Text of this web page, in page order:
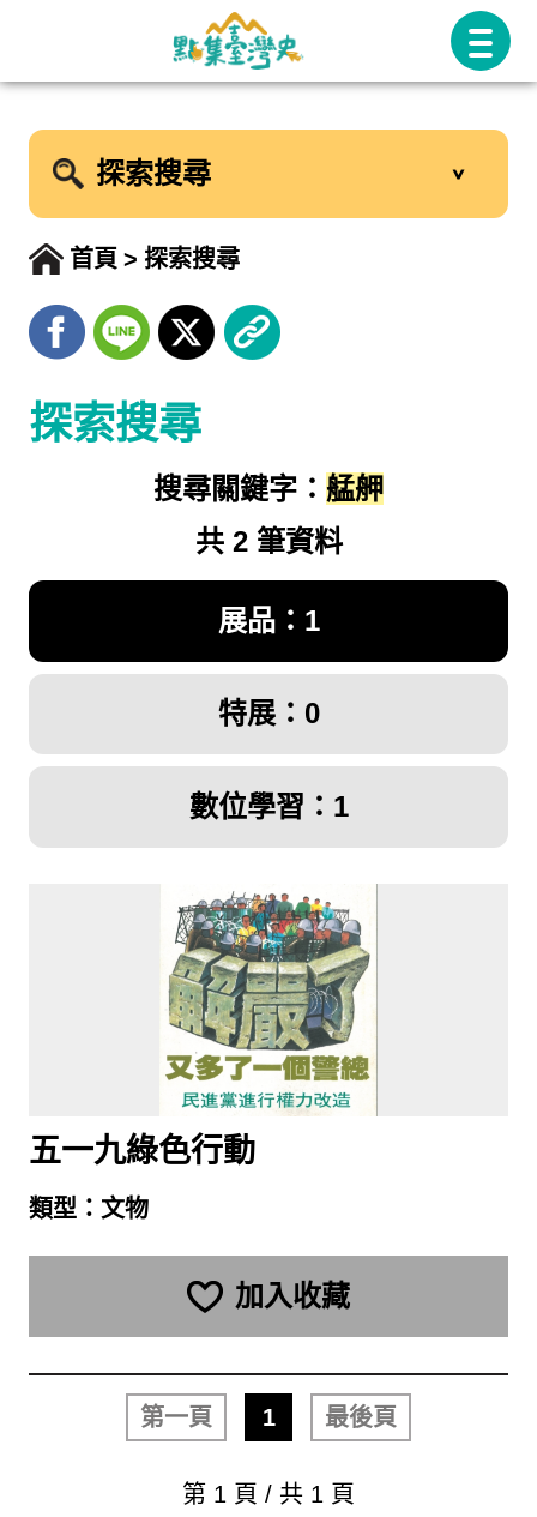
探索搜尋
首頁 探索搜尋
探索搜尋
搜尋關鍵字： 艋舺
共 2 筆資料
展品：1
特展：0
數位學習：1
五一九綠色行動
類型： 文物
加入收藏
第一頁 1 最後頁
第 1 頁 / 共 1 頁